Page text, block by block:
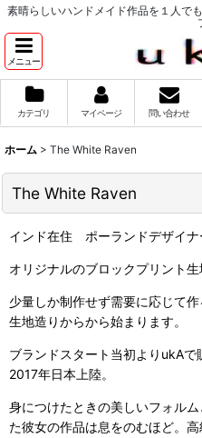
素晴らしいハンドメイド作品を１人で
メニュー
カテゴリ マイページ 問い合わせ
ホーム > The White Raven
The White Raven
インド在住 ポーランドデザイ
オリジナルのブロックプリント生
少量しか制作せず需要に応じて
生地造りからから始まります。
ブランドスタート当初よりukA
2017年日本上陸。
身につけたときの美しいフォル
た彼女の作品は息をのむほど。